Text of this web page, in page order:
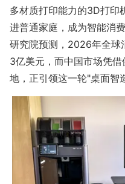
多材质打印能力的3D打印
进普通家庭，成为智能消
研究院预测，2026年全球
3亿美元，而中国市场凭
地，正引领这一轮"桌面智